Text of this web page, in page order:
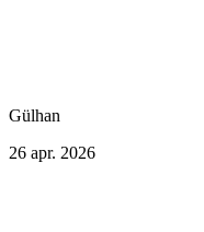
Gülhan
26 apr. 2026